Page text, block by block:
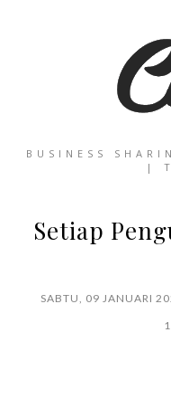
BUSINESS
|
Setiap
SABTU, 09 JANUARI